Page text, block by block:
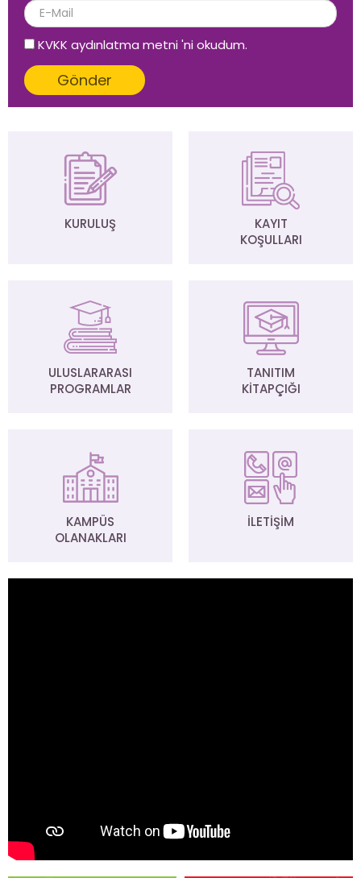
KVKK aydınlatma metni'ni okudum.
Gönder
KURULUŞ
KAYIT
KOŞULLARI
ULUSLARARASI
PROGRAMLAR
TANITIM
KİTAPÇIĞI
KAMPÜS
OLANAKLARI
İLETİŞİM